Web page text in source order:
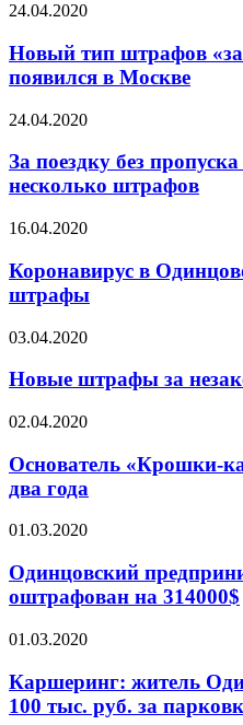
24.04.2020
Новый тип штрафов
появился в Москве
24.04.2020
За поездку без
несколько штрафов
16.04.2020
Коронавирус в
штрафы
03.04.2020
Новые штрафы за
02.04.2020
Основатель «Крошки-
два года
01.03.2020
Одинцовский
оштрафован на 314000$
01.03.2020
Каршеринг: житель
100 тыс. руб. за